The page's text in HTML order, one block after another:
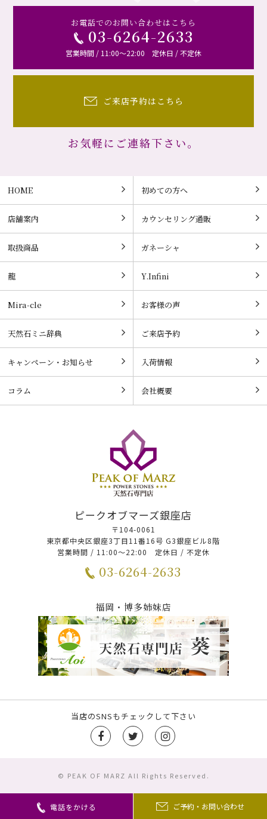
電話をかける ご予約・お問い合わせ
お電話でのお問い合わせはこちら
03-6264-2633
営業時間 / 11:00～22:00 定休日 / 不定休
ご来店予約はこちら
お気軽にご連絡下さい。
HOME 初めての方へ
店舗案内 カウンセリング通販
取扱商品 ガネーシャ
龍 Y.Infini
Mira-cle お客様の声
天然石ミニ辞典 ご来店予約
キャンペーン・お知らせ 入荷情報
コラム 会社概要
ピークオブマーズ銀座店
〒104-0061
東京都中央区銀座3丁目11番16号 G3銀座ビル8階
営業時間 / 11:00～22:00 定休日 / 不定休
03-6264-2633
福岡・博多姉妹店
当店のSNSもチェックして下さい
© PEAK OF MARZ All Rights Reserved.